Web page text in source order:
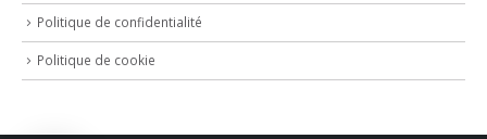
Politique de confidentialité
Politique de cookie